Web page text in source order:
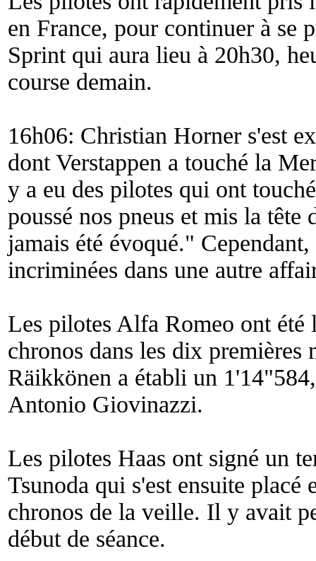
en France, pour continuer à se
Sprint qui aura lieu à 20h30,
course demain.
16h06: Christian Horner s'est
dont Verstappen a touché la
y a eu des pilotes qui ont
poussé nos pneus et mis la tête
jamais été évoqué." Cependant,
incriminées dans une autre
Les pilotes Alfa Romeo ont été
chronos dans les dix premières
Räikkönen a établi un
Antonio Giovinazzi.
Les pilotes Haas ont signé un
Tsunoda qui s'est ensuite
chronos de la veille. Il y avait
début de séance.